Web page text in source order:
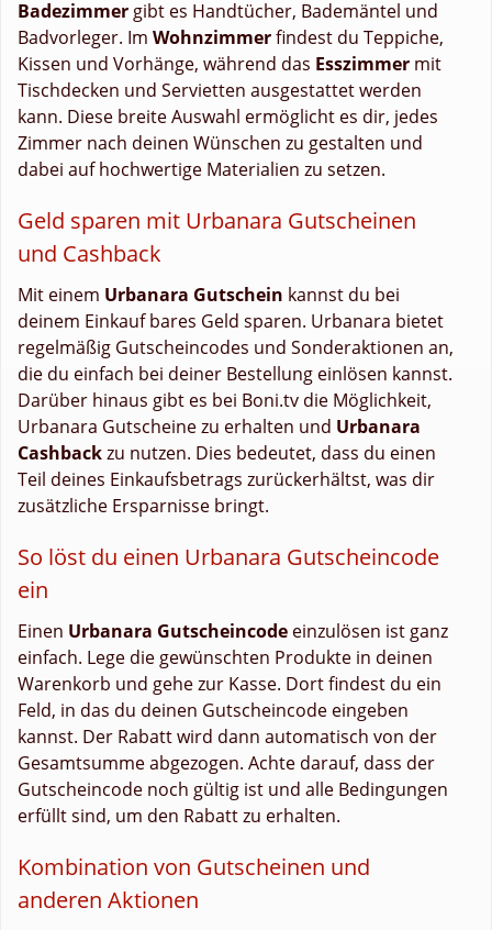
Badezimmer gibt es Handtücher, Bademäntel und
Badvorleger. Im Wohnzimmerfindest du Teppiche,
Kissen und Vorhänge, während das Esszimmer mit
Tischdecken und Servietten ausgestattet werden
kann. Diese breite Auswahl ermöglicht es dir, jedes
Zimmer nach deinen Wünschen zu gestalten und
dabei auf hochwertige Materialien zu setzen.
Geld sparen mit Urbanara Gutscheinen
und Cashback
Mit einem Urbanara Gutschein kannst du bei
deinem Einkauf bares Geld sparen. Urbanara bietet
regelmäßig Gutscheincodes und Sonderaktionen an,
die du einfach bei deiner Bestellung einlösen kannst.
Darüber hinaus gibt es bei Boni.tv die Möglichkeit,
Urbanara Gutscheine zu erhalten und Urbanara
Cashbackzu nutzen. Dies bedeutet, dass du einen
Teil deines Einkaufsbetrags zurückerhältst, was dir
zusätzliche Ersparnisse bringt.
So löst du einen Urbanara Gutscheincode
ein
Einen Urbanara Gutscheincode einzulösen ist ganz
einfach. Lege die gewünschten Produkte in deinen
Warenkorb und gehe zur Kasse. Dort findest du ein
Feld, in das du deinen Gutscheincode eingeben
kannst. Der Rabatt wird dann automatisch von der
Gesamtsumme abgezogen. Achte darauf, dass der
Gutscheincode noch gültig ist und alle Bedingungen
erfüllt sind, um den Rabatt zu erhalten.
Kombination von Gutscheinen und
anderen Aktionen